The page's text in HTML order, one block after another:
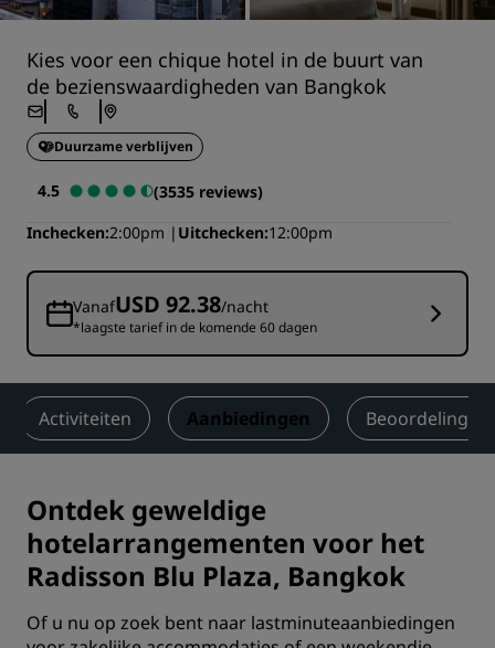
Kies voor een chique hotel in de buurt van
de bezienswaardigheden van Bangkok
Duurzame verblijven
4.5
(3535 reviews)
Inchecken 2:00pm Uitchecken 12:00pm
VanafUSD 92.38/nacht
*laagste tarief in de komende 60 dagen
Activiteiten Aanbiedingen Beoordelingen
Ontdek geweldige
hotelarrangementen voor het
Radisson Blu Plaza, Bangkok
Of u nu op zoek bent naar lastminuteaanbiedingen